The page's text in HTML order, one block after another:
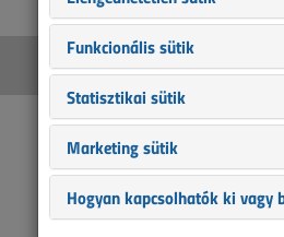
2011.
4
Funkcionális sütik
Statisztikai sütik
Marketing sütik
Hogyan kapcsolhatók ki vagy